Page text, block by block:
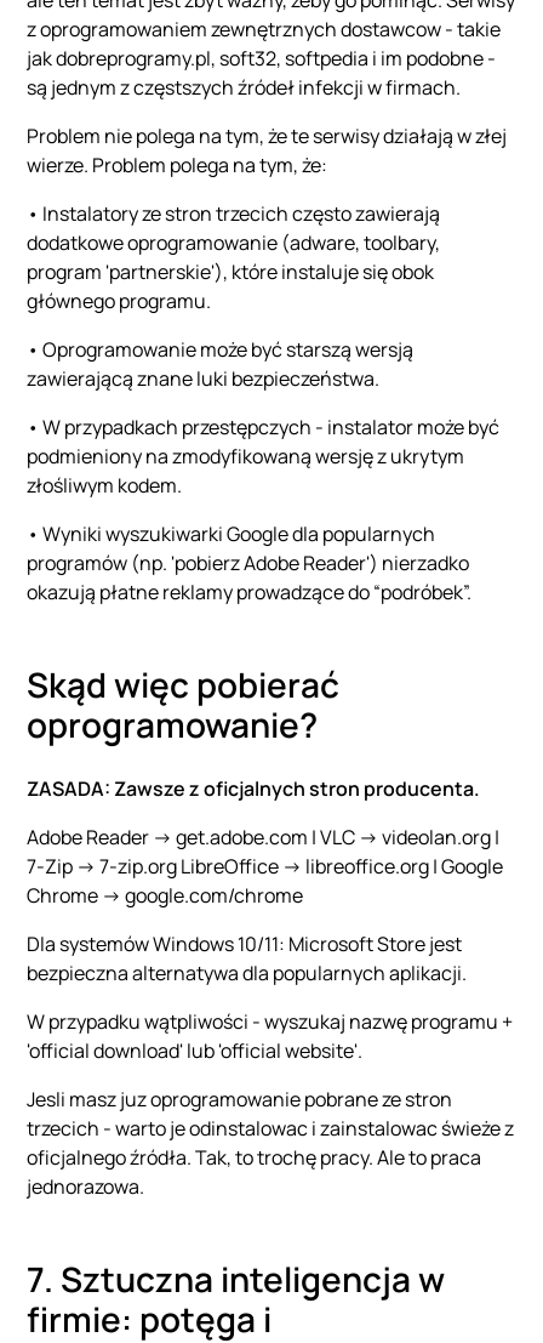
z oprogramowaniem zewnętrznych dostawcow - takie
jak dobreprogramy.pl, soft32, softpedia i im podobne -
są jednym z częstszych źródeł infekcji w firmach.
Problem nie polega na tym, że te serwisy działają w złej
wierze. Problem polega na tym, że:
• Instalatory ze stron trzecich często zawierają
dodatkowe oprogramowanie (adware, toolbary,
program 'partnerskie'), które instaluje się obok
głównego programu.
• Oprogramowanie może być starszą wersją
zawierającą znane luki bezpieczeństwa.
• W przypadkach przestępczych - instalator może być
podmieniony na zmodyfikowaną wersję z ukrytym
złośliwym kodem.
• Wyniki wyszukiwarki Google dla popularnych
programów (np. 'pobierz Adobe Reader') nierzadko
okazują płatne reklamy prowadzące do “podróbek”.
Skąd więc pobierać
oprogramowanie?
ZASADA: Zawsze z oficjalnych stron producenta.
Adobe Reader -> get.adobe.com | VLC -> videolan.org |
7-Zip -> 7-zip.org LibreOffice -> libreoffice.org | Google
Chrome -> google.com/chrome
Dla systemów Windows 10/11: Microsoft Store jest
bezpieczna alternatywa dla popularnych aplikacji.
W przypadku wątpliwości - wyszukaj nazwę programu +
'official download' lub 'official website'.
Jesli masz juz oprogramowanie pobrane ze stron
trzecich - warto je odinstalowac i zainstalowac świeże z
oficjalnego źródła. Tak, to trochę pracy. Ale to praca
jednorazowa.
7. Sztuczna inteligencja w
firmie: potęga i